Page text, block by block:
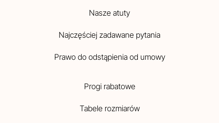
Nasze atuty
Najczęściej zadawane pytania
Prawo do odstąpienia od umowy
Progi rabatowe
Tabele rozmiarów